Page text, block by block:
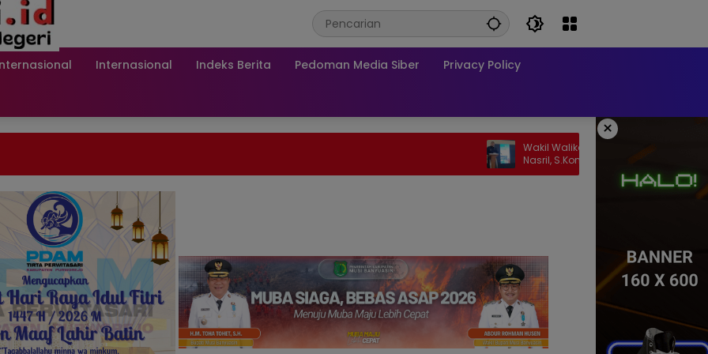
Internasional Indeks Berita Pedoman Media Siber Privacy Policy
×
Wakil Walikota Prabumulih, Frangky
Nasril, S.Kom., M.M., Hadiri Talk Show,
Bertanjuk Antartika dan Masa Depan